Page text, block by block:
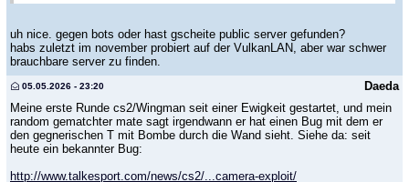
uh nice. gegen bots oder hast gscheite public server gefunden?
habs zuletzt im november probiert auf der VulkanLAN, aber war schwer
brauchbare server zu finden.
Daeda
05.05.2026 - 23:20
Meine erste Runde cs2/Wingman seit einer Ewigkeit gestartet, und mein
random gematchter mate sagt irgendwann er hat einen Bug mit dem er
den gegnerischen T mit Bombe durch die Wand sieht. Siehe da: seit
heute ein bekannter Bug:
http://www.talkesport.com/news/cs2/...camera-exploit/